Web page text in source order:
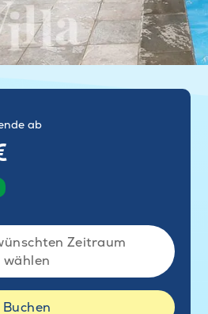
ab
Zeitraum
wählen
Buchen